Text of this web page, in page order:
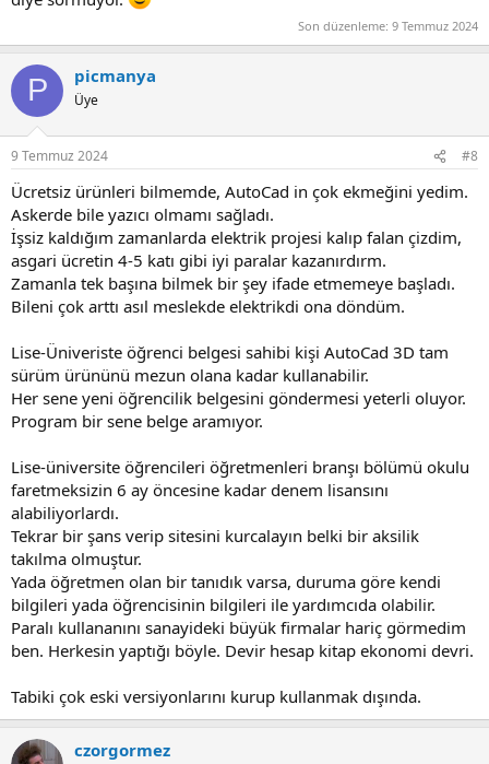
Son düzenleme: 9 Temmuz 2024
P picmanya
Üye
9 Temmuz 2024 #8
Ücretsiz ürünleri bilmemde, AutoCad in çok ekmeğini yedim.
Askerde bile yazıcı olmamı sağladı.
İşsiz kaldığım zamanlarda elektrik projesi kalıp falan çizdim,
asgari ücretin 4-5 katı gibi iyi paralar kazanırdırm.
Zamanla tek başına bilmek bir şey ifade etmemeye başladı.
Bileni çok arttı asıl meslekde elektrikdi ona döndüm.
Lise-Üniveriste öğrenci belgesi sahibi kişi AutoCad 3D tam
sürüm ürününü mezun olana kadar kullanabilir.
Her sene yeni öğrencilik belgesini göndermesi yeterli oluyor.
Program bir sene belge aramıyor.
Lise-üniversite öğrencileri öğretmenleri branşı bölümü okulu
faretmeksizin 6 ay öncesine kadar denem lisansını
alabiliyorlardı.
Tekrar bir şans verip sitesini kurcalayın belki bir aksilik
takılma olmuştur.
Yada öğretmen olan bir tanıdık varsa, duruma göre kendi
bilgileri yada öğrencisinin bilgileri ile yardımcıda olabilir.
Paralı kullananını sanayideki büyük firmalar hariç görmedim
ben. Herkesin yaptığı böyle. Devir hesap kitap ekonomi devri.
Tabiki çok eski versiyonlarını kurup kullanmak dışında.
czorgormez